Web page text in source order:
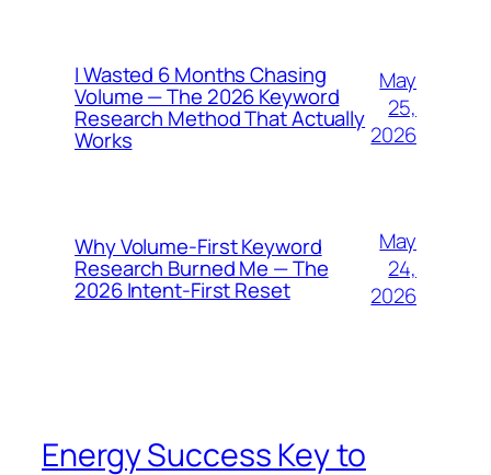
I Wasted 6 Months Chasing
Volume — The 2026 Keyword
Research Method That Actually
Works
May
25,
2026
Why Volume-First Keyword
Research Burned Me — The
2026 Intent-First Reset
May
24,
2026
Energy Success Key to